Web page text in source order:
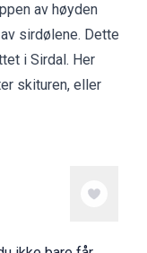
av høyden
sirdølene. Dette
i Sirdal. Her
skituren, eller